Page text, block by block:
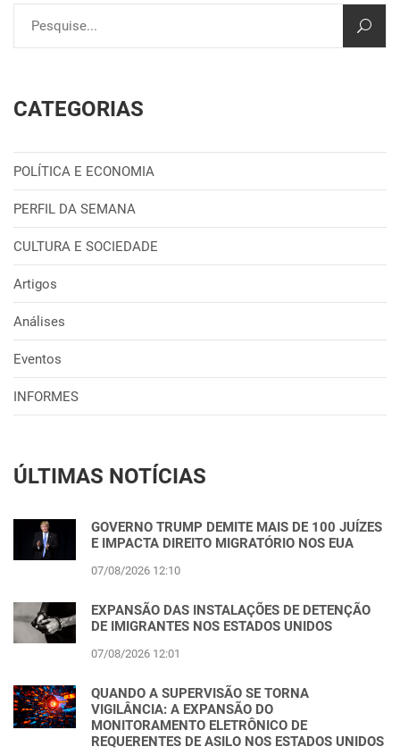
CATEGORIAS
POLÍTICA E ECONOMIA
PERFIL DA SEMANA
CULTURA E SOCIEDADE
Artigos
Análises
Eventos
INFORMES
ÚLTIMAS NOTÍCIAS
GOVERNO TRUMP DEMITE MAIS DE 100 JUÍZES
E IMPACTA DIREITO MIGRATÓRIO NOS EUA
07/08/2026 12:10
EXPANSÃO DAS INSTALAÇÕES DE DETENÇÃO
DE IMIGRANTES NOS ESTADOS UNIDOS
07/08/2026 12:01
QUANDO A SUPERVISÃO SE TORNA
VIGILÂNCIA: A EXPANSÃO DO
MONITORAMENTO ELETRÔNICO DE
REQUERENTES DE ASILO NOS ESTADOS UNIDOS